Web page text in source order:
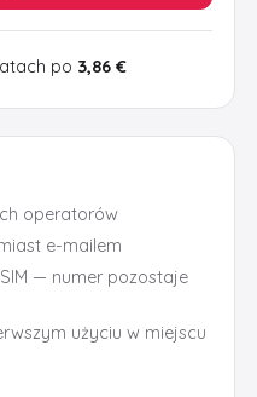
operatorów
e-mailem
— numer pozostaje
użyciu w miejscu
po 3,86 €